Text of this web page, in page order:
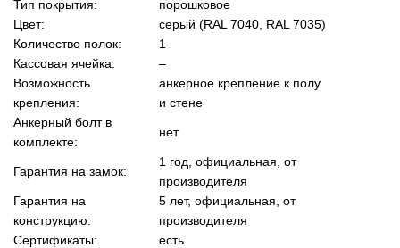
Тип покрытия:
порошковое
Цвет:
серый (RAL 7040, RAL 7035)
Количество полок:
1
Кассовая ячейка:
–
Возможность
крепления:
анкерное крепление к полу
и стене
Анкерный болт в
комплекте:
нет
Гарантия на замок:
1 год, официальная, от
производителя
Гарантия на
конструкцию:
5 лет, официальная, от
производителя
Сертификаты:
есть